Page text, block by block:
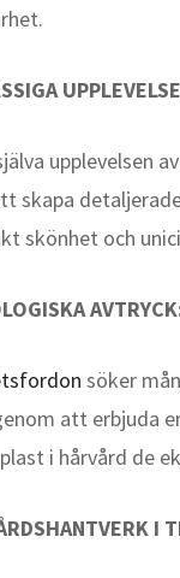
upplevelsen
skapa
skönhet och
söker
att erbjuda
i hårvård de
I